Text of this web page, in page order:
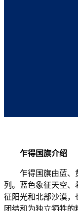
乍得国旗介绍
乍得国旗由蓝、黄
列。蓝色象征天空、
征阳光和北部沙漠，
团结和为独立牺牲